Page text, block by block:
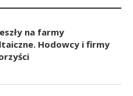
na farmy
Hodowcy i firmy